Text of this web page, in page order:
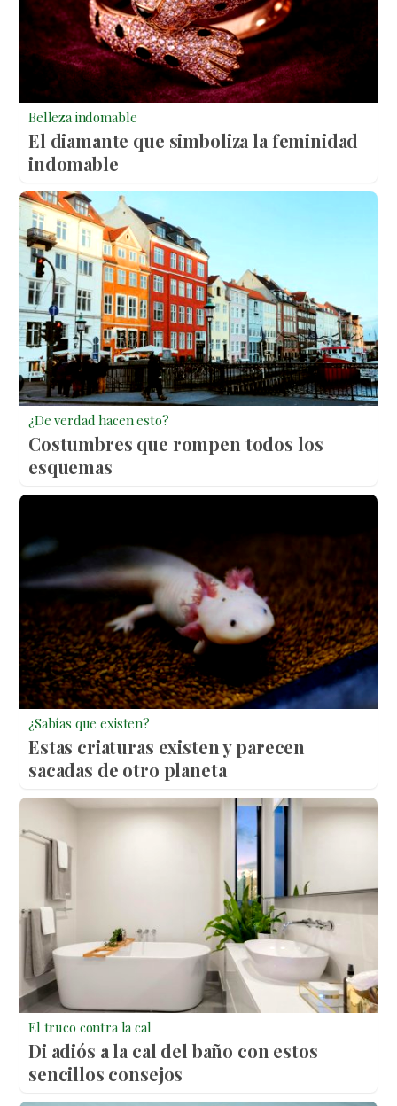
Belleza indomable
El diamante que simboliza la feminidad
indomable
¿De verdad hacen esto?
Costumbres que rompen todos los
esquemas
¿Sabías que existen?
Estas criaturas existen y parecen
sacadas de otro planeta
El truco contra la cal
Di adiós a la cal del baño con estos
sencillos consejos